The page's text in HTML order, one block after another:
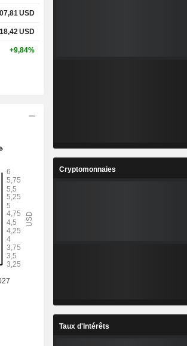
USD
USD
+9,84%
Cryptomonnaies
Taux d'Intérêts